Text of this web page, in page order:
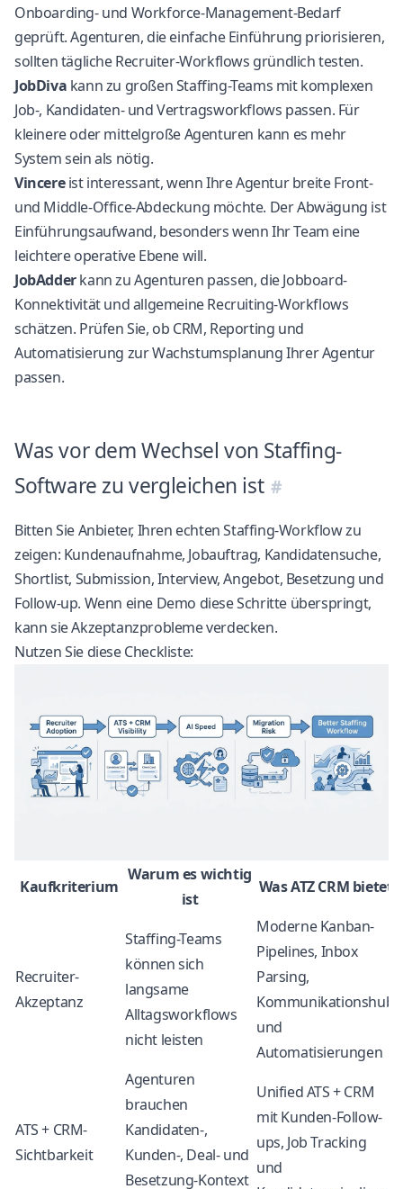
Onboarding- und Workforce-Management-Bedarf
geprüft. Agenturen, die einfache Einführung priorisieren,
sollten tägliche Recruiter-Workflows gründlich testen.
JobDiva kann zu großen Staffing-Teams mit komplexen
Job-, Kandidaten- und Vertragsworkflows passen. Für
kleinere oder mittelgroße Agenturen kann es mehr
System sein als nötig.
Vincereist interessant, wenn Ihre Agentur breite Front-
und Middle-Office-Abdeckung möchte. Der Abwägung ist
Einführungsaufwand, besonders wenn Ihr Team eine
leichtere operative Ebene will.
JobAdderkann zu Agenturen passen, die Jobboard-
Konnektivität und allgemeine Recruiting-Workflows
schätzen. Prüfen Sie, ob CRM, Reporting und
Automatisierung zur Wachstumsplanung Ihrer Agentur
passen.
Was vor dem Wechsel von Staffing-
Software zu vergleichen ist
Bitten Sie Anbieter, Ihren echten Staffing-Workflow zu
zeigen: Kundenaufnahme, Jobauftrag, Kandidatensuche,
Shortlist, Submission, Interview, Angebot, Besetzung und
Follow-up. Wenn eine Demo diese Schritte überspringt,
kann sie Akzeptanzprobleme verdecken.
Nutzen Sie diese Checkliste:
Kaufkriterium
Warum es wichtig
ist
Was ATZ CRM bietet
Recruiter-
Akzeptanz
Staffing-Teams
können sich
langsame
Alltagsworkflows
nicht leisten
Moderne Kanban-
Pipelines, Inbox
Parsing,
Kommunikationshub
und
Automatisierungen
ATS + CRM-
Sichtbarkeit
Agenturen
brauchen
Kandidaten-,
Kunden-, Deal- und
Besetzung-Kontext
Unified ATS + CRM
mit Kunden-Follow-
ups, Job Tracking
und